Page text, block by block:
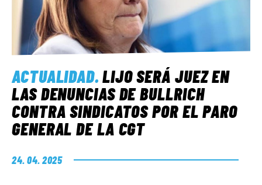
ACTUALIDAD.LIJO SERÁ JUEZ EN
LAS DENUNCIAS DE BULLRICH
CONTRA SINDICATOS POR EL PARO
GENERAL DE LA CGT
24. 04. 2025